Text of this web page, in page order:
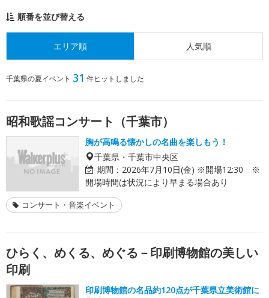
順番を並び替える
エリア順 人気順
千葉県の夏イベント 31 件ヒットしました
昭和歌謡コンサート（千葉市）
胸が高鳴る懐かしの名曲を楽しもう！
千葉県・千葉市中央区
期間： 2026年7月10日(金) ※開場12:30 ※
開場時間は状況により早まる場合あり
コンサート・音楽イベント
ひらく、めくる、めぐる－印刷博物館の美しい
印刷
印刷博物館の名品約120点が千葉県立美術館に